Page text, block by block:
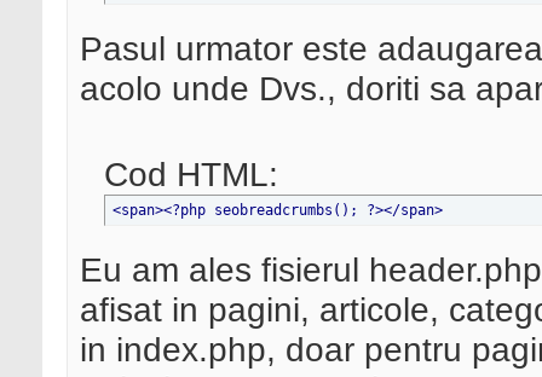
Pasul urmator este
acolo unde Dvs., doriti sa
Cod HTML:
<span><?php seobreadcrumbs(); ?></span>
Eu am ales fisierul
afisat in pagini, articole,
in index.php, doar pentru